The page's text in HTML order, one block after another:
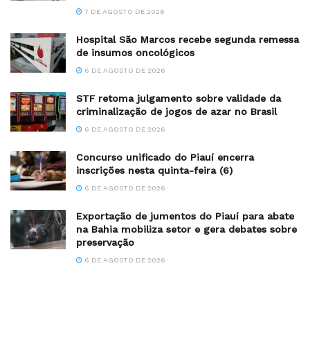
7 DE AGOSTO DE 2026
Hospital São Marcos recebe segunda remessa
de insumos oncológicos
6 DE AGOSTO DE 2026
STF retoma julgamento sobre validade da
criminalização de jogos de azar no Brasil
6 DE AGOSTO DE 2026
Concurso unificado do Piauí encerra
inscrições nesta quinta-feira (6)
6 DE AGOSTO DE 2026
Exportação de jumentos do Piauí para abate
na Bahia mobiliza setor e gera debates sobre
preservação
6 DE AGOSTO DE 2026